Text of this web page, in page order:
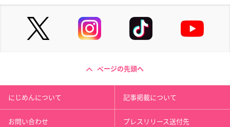
ページの先頭へ
にじめんについて 記事掲載について
お問い合わせ プレスリリース送付先